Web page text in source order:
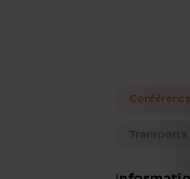
Transports